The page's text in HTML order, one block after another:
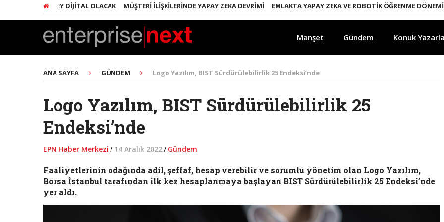
HER ŞEY DIJITAL OLACAK MÜŞTERI İLIŞKILERINDE YAPAY ZEKA DEVRIMI EMLAKTA YAPAY ZEKA VE ROBOTIK ÖĞRENME DÖNEMI
Manşet Gündem Konuk
ANA SAYFA GÜNDEM Logo Yazılım, BIST Sürdürülebilirlik 25 Endeksi’nde
Logo Yazılım, BIST Sürdürülebilirlik 25
Endeksi’nde
EPN Haber Merkezi / 14 Aralık 2022/ Gündem
Faaliyetlerinin odağında adil, şeffaf, hesap verebilir ve sorumlu yönetim olan Logo Yazılım,
Borsa İstanbul tarafından ilk kez hesaplanmaya başlayan BIST Sürdürülebilirlik 25 Endeksi’nde
yer aldı.